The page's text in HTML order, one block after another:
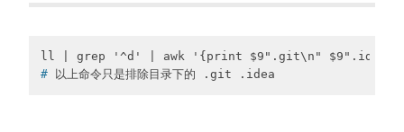
# 以上命令只是排除目录下的 .git .idea